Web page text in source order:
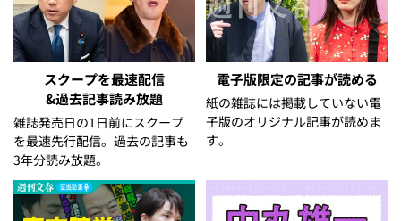
スクープを最速配信
&過去記事読み放題
雑誌発売日の1日前にスクープ
を最速先行配信。過去の記事も
3年分読み放題。
電子版限定の記事が読める
紙の雑誌には掲載していない電
子版のオリジナル記事が読めま
す。